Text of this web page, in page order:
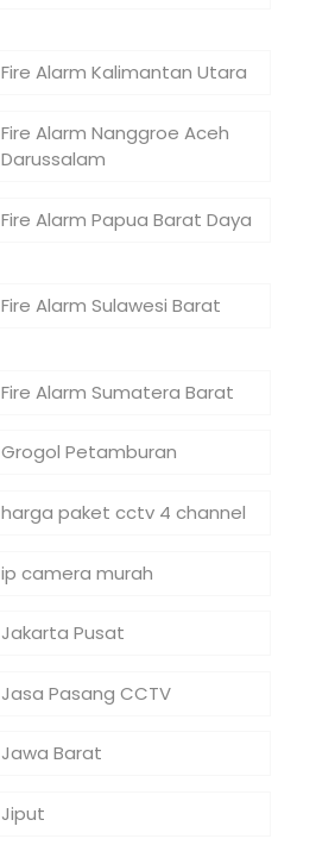
Fire Alarm Kalimantan Utara
Fire Alarm Nanggroe Aceh
Darussalam
Fire Alarm Papua Barat Daya
Fire Alarm Sulawesi Barat
Fire Alarm Sumatera Barat
Grogol Petamburan
harga paket cctv 4 channel
ip camera murah
Jakarta Pusat
Jasa Pasang CCTV
Jawa Barat
Jiput